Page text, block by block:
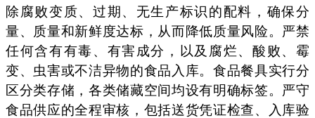
除腐败变质、过期、无生产标识的配料，确保分
量、质量和新鲜度达标，从而降低质量风险。严禁
任何含有有毒、有害成分，以及腐烂、酸败、霉
变、虫害或不洁异物的食品入库。食品餐具实行分
区分类存储，各类储藏空间均设有明确标签。严守
食品供应的全程审核，包括送货凭证检查、入库验